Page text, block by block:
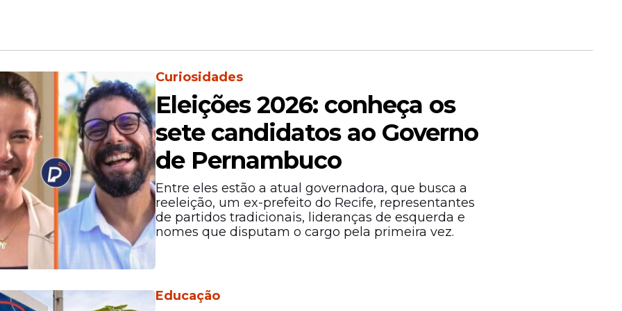
de Alagoas com 530 vagas e
salário de até R$ 11,5 mil abre
inscrições
em estação de metrô no
de Policiamento do Meio Ambiente (Cipoma)
Curiosidades
Eleições 2026: conheça os
sete candidatos ao Governo
de Pernambuco
Entre eles estão a atual governadora, que busca a
reeleição, um ex-prefeito do Recife, representantes
de partidos tradicionais, lideranças de esquerda e
nomes que disputam o cargo pela primeira vez.
Educação